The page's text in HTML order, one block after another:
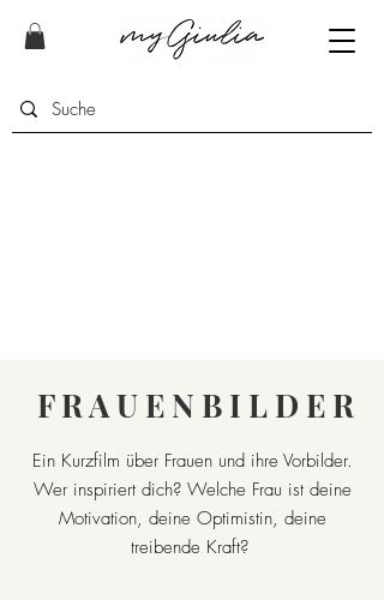
F R A U E N B I L D E R
Ein Kurzfilm über Frauen und ihre Vorbilder.
Wer inspiriert dich? Welche Frau ist deine
Motivation, deine Optimistin, deine
treibende Kraft?